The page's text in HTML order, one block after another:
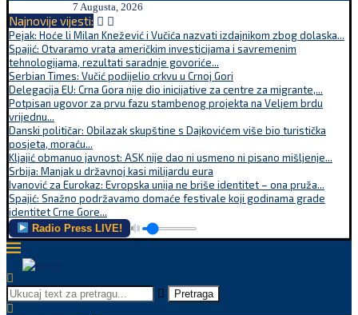
7 Augusta, 2026
Najnovije vijesti:
Pejak: Hoće li Milan Knežević i Vučića nazvati izdajnikom zbog dolaska...
Spajić: Otvaramo vrata američkim investicijama i savremenim
tehnologijama, rezultati saradnje govoriće...
Serbian Times: Vučić podijelio crkvu u Crnoj Gori
Delegacija EU: Crna Gora nije dio inicijative za centre za migrante,...
Potpisan ugovor za prvu fazu stambenog projekta na Veljem brdu
vrijednu...
Danski političar: Obilazak skupštine s Dajkovićem više bio turistička
posjeta, moraću...
Kljajić obmanuo javnost: ASK nije dao ni usmeno ni pisano mišljenje...
Srbija: Manjak u državnoj kasi milijardu eura
Ivanović za Eurokaz: Evropska unija ne briše identitet – ona pruža...
Spajić: Snažno podržavamo domaće festivale koji godinama grade
identitet Crne Gore...
Radio Press LIVE!
Pretraga